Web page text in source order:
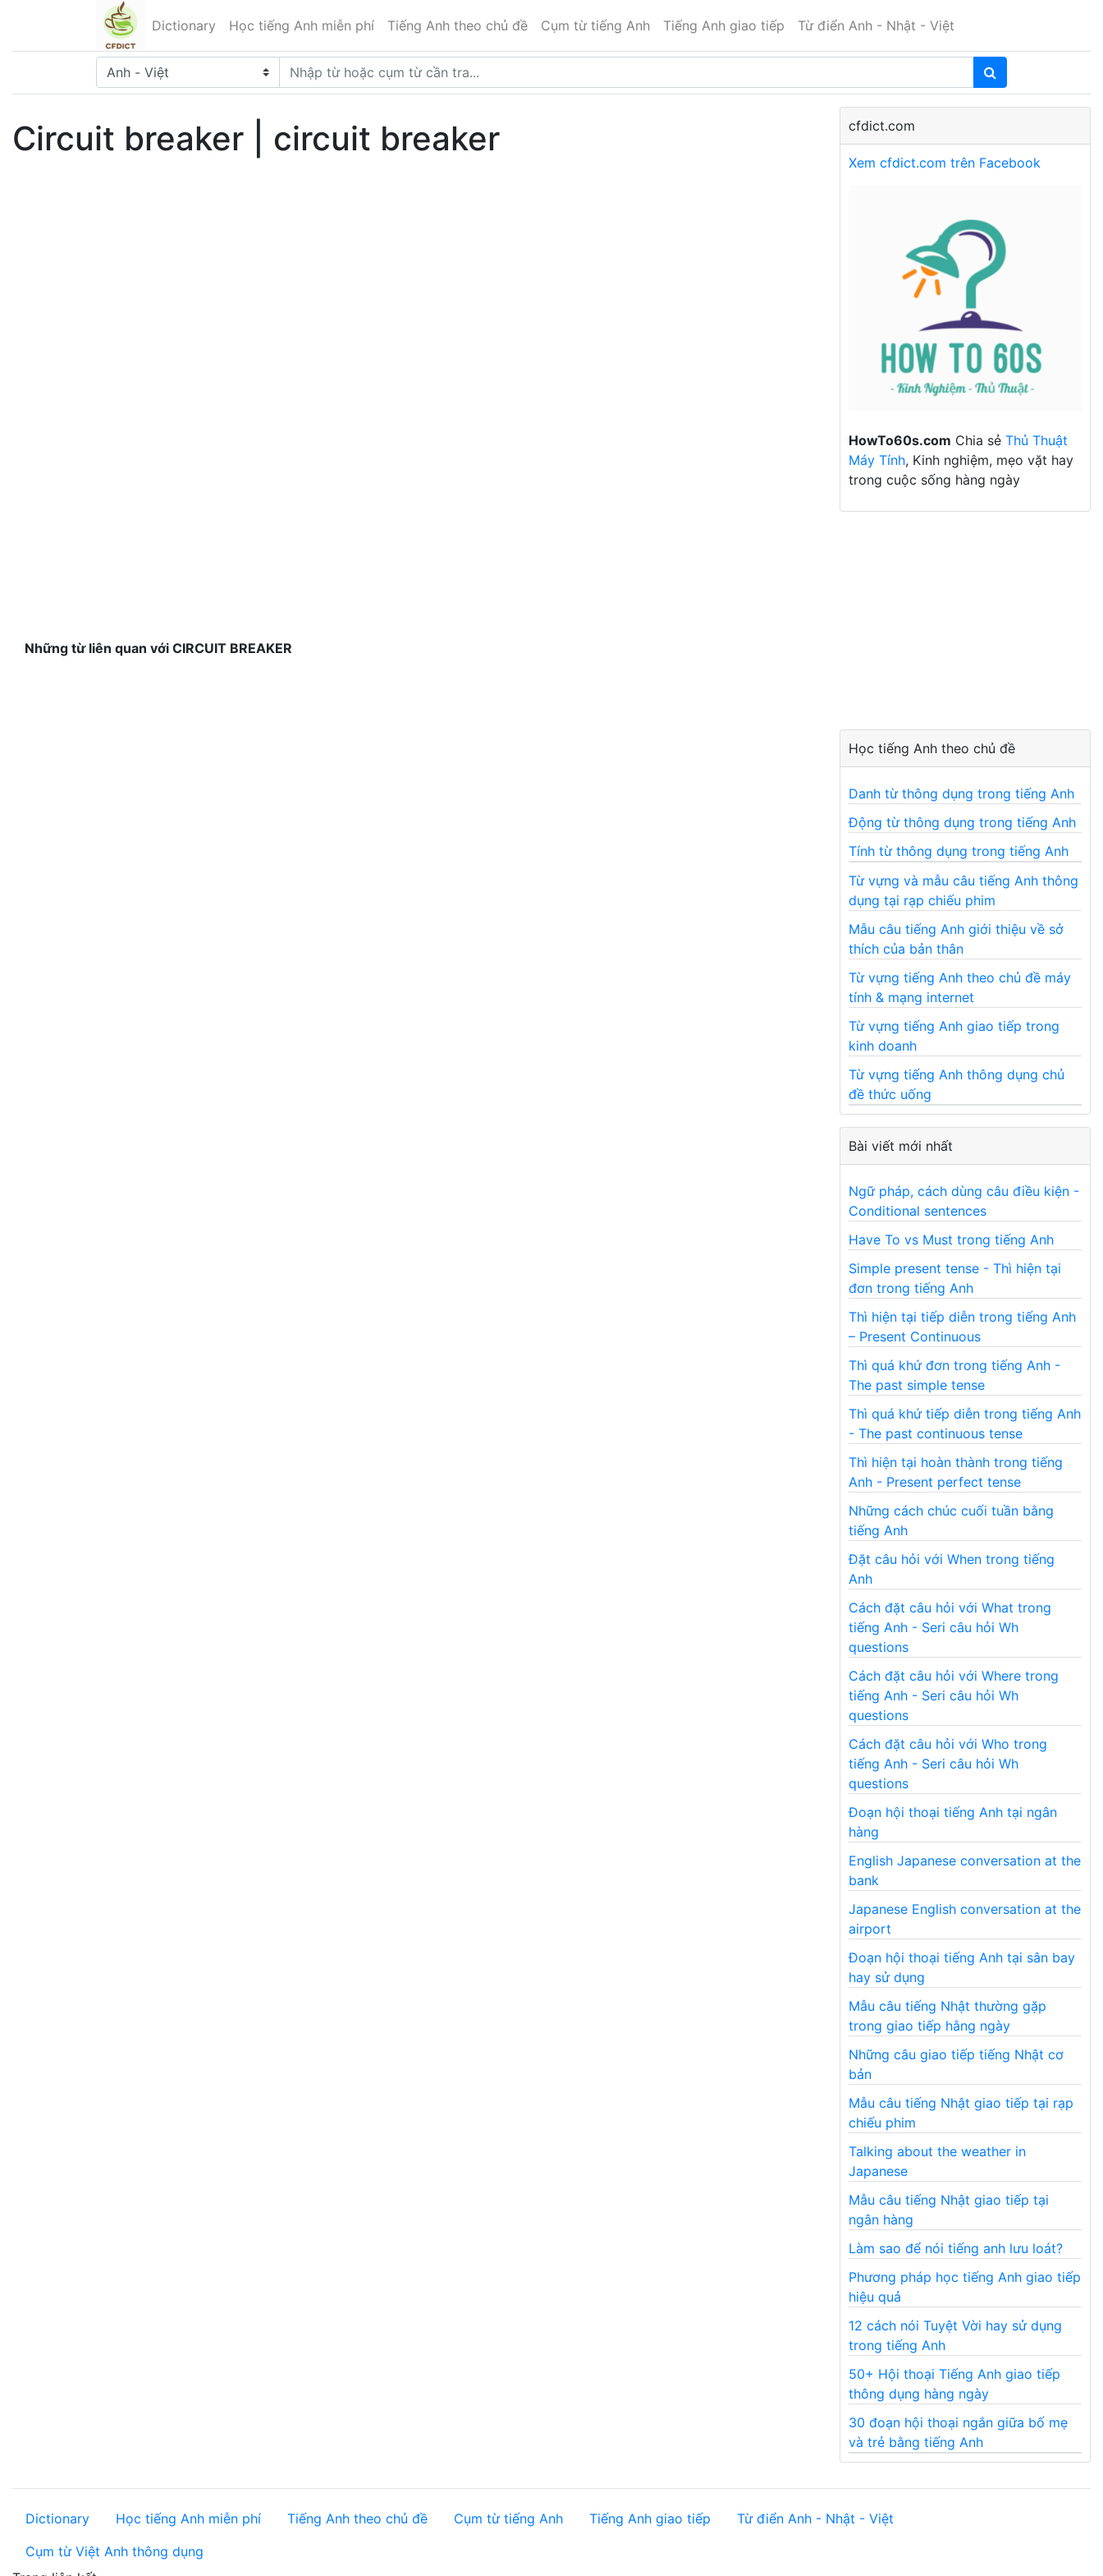
Dictionary Học tiếng Anh miễn phí Tiếng Anh theo chủ đề Cụm từ tiếng Anh Tiếng Anh giao tiếp Từ điển Anh - Nhật - Việt
Circuit breaker | circuit breaker
Những từ liên quan với CIRCUIT BREAKER
cfdict.com
Xem cfdict.com trên Facebook
HowTo60s.com Chia sẻ Thủ Thuật
Máy Tính, Kinh nghiệm, mẹo vặt hay
trong cuộc sống hàng ngày
Học tiếng Anh theo chủ đề
Danh từ thông dụng trong tiếng Anh
Động từ thông dụng trong tiếng Anh
Tính từ thông dụng trong tiếng Anh
Từ vựng và mẫu câu tiếng Anh thông
dụng tại rạp chiếu phim
Mẫu câu tiếng Anh giới thiệu về sở
thích của bản thân
Từ vựng tiếng Anh theo chủ đề máy
tính & mạng internet
Từ vựng tiếng Anh giao tiếp trong
kinh doanh
Từ vựng tiếng Anh thông dụng chủ
đề thức uống
Bài viết mới nhất
Ngữ pháp, cách dùng câu điều kiện -
Conditional sentences
Have To vs Must trong tiếng Anh
Simple present tense - Thì hiện tại
đơn trong tiếng Anh
Thì hiện tại tiếp diễn trong tiếng Anh
– Present Continuous
Thì quá khứ đơn trong tiếng Anh -
The past simple tense
Thì quá khứ tiếp diễn trong tiếng Anh
- The past continuous tense
Thì hiện tại hoàn thành trong tiếng
Anh - Present perfect tense
Những cách chúc cuối tuần bằng
tiếng Anh
Đặt câu hỏi với When trong tiếng
Anh
Cách đặt câu hỏi với What trong
tiếng Anh - Seri câu hỏi Wh
questions
Cách đặt câu hỏi với Where trong
tiếng Anh - Seri câu hỏi Wh
questions
Cách đặt câu hỏi với Who trong
tiếng Anh - Seri câu hỏi Wh
questions
Đoạn hội thoại tiếng Anh tại ngân
hàng
English Japanese conversation at the
bank
Japanese English conversation at the
airport
Đoạn hội thoại tiếng Anh tại sân bay
hay sử dụng
Mẫu câu tiếng Nhật thường gặp
trong giao tiếp hằng ngày
Những câu giao tiếp tiếng Nhật cơ
bản
Mẫu câu tiếng Nhật giao tiếp tại rạp
chiếu phim
Talking about the weather in
Japanese
Mẫu câu tiếng Nhật giao tiếp tại
ngân hàng
Làm sao để nói tiếng anh lưu loát?
Phương pháp học tiếng Anh giao tiếp
hiệu quả
12 cách nói Tuyệt Vời hay sử dụng
trong tiếng Anh
50+ Hội thoại Tiếng Anh giao tiếp
thông dụng hàng ngày
30 đoạn hội thoại ngắn giữa bố mẹ
và trẻ bằng tiếng Anh
Dictionary Học tiếng Anh miễn phí Tiếng Anh theo chủ đề Cụm từ tiếng Anh Tiếng Anh giao tiếp
Từ điển Anh - Nhật - Việt
Cụm từ Việt Anh thông dụng